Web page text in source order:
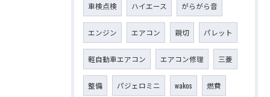
車検点検 ハイエース がらがら音
エンジン エアコン 親切 パレット
軽自動車エアコン エアコン修理 三菱
整備 パジェロミニ wakos 燃費